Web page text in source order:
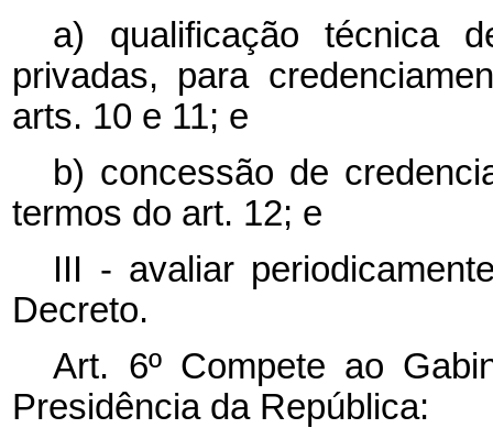
a) qualificação técnica
privadas, para
arts. 10 e 11; e
b) concessão de
termos do art. 12; e
III - avaliar
Decreto.
Art. 6º Compete ao
Presidência da República: